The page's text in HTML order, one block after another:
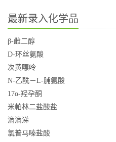
最新录入化学品
β-雌二醇
D-环丝氨酸
次黄嘌呤
N-乙酰－L-脯氨酸
17α-羟孕酮
米帕林二盐酸盐
滴滴涕
氯普马嗪盐酸